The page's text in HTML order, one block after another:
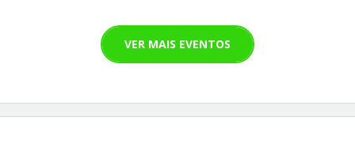
VER MAIS EVENTOS